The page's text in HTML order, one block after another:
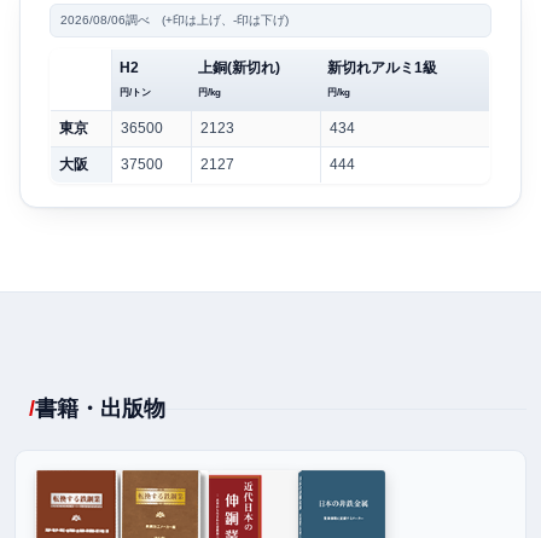
2026/08/06調べ (+印は上げ、-印は下げ)
H2
円/トン
上銅(新切れ)
円/kg
新切れアルミ1級
円/kg
東京 36500 2123 434
大阪 37500 2127 444
書籍・出版物